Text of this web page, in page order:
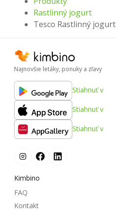
Rastlinný jogurt
Tesco Rastlinný jogurt
Najnovšie letáky, ponuky a zľavy
Stiahnuť v
Stiahnuť v
Stiahnuť v
Kimbino
FAQ
Kontakt